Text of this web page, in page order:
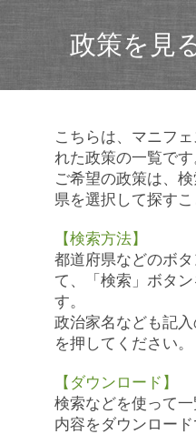
政策を見
こちらは、マニフ
れた政策の一覧です
ご希望の政策は、
県を選択して探すこ
【検索方法】
都道府県などのボ
て、「検索」ボタ
す。
政治家名なども記
を押してください。
【ダウンロード】
検索などを使って
内容をダウンロード